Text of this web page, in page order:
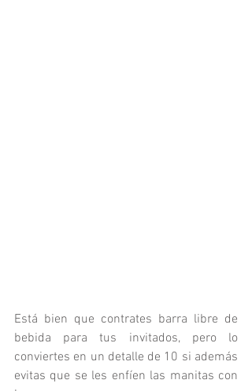
Está bien que contrates barra libre de
bebida para tus invitados, pero lo
conviertes en un detalle de 10 si además
evitas que se les enfíen las manitas con